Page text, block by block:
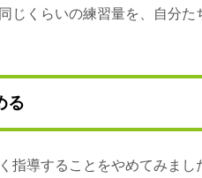
じくらいの練習量を、自分
る
指導することをやめてみま